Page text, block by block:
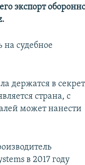
экспорт
на судебное
держатся в
страна, с
может нанести
в 2017 году